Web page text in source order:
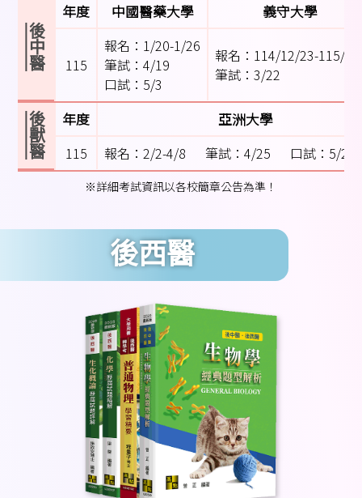
後中醫
年度 中國醫藥大學 義守大學
115
報名：1/20-1/26
筆試：4/19
口試：5/3
報名：114/12/23-115/1/
筆試：3/22
後獸醫 年度
亞洲大學
115
報名：2/2-4/8 筆試：4/25 口試：5/
※詳細考試資訊以各校簡章公告為準！
後西醫